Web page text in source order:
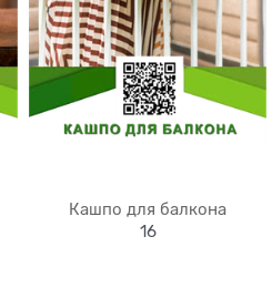
Кашпо для балкона
16